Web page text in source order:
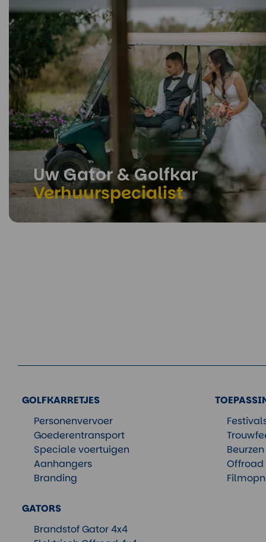
Uw Gator & Golfkar
Verhuurspecialist
GOLFKARRETJES
Personenvervoer
Goederentransport
Speciale voertuigen
Aanhangers
Branding
GATORS
Brandstof Gator 4x4
Beurzen